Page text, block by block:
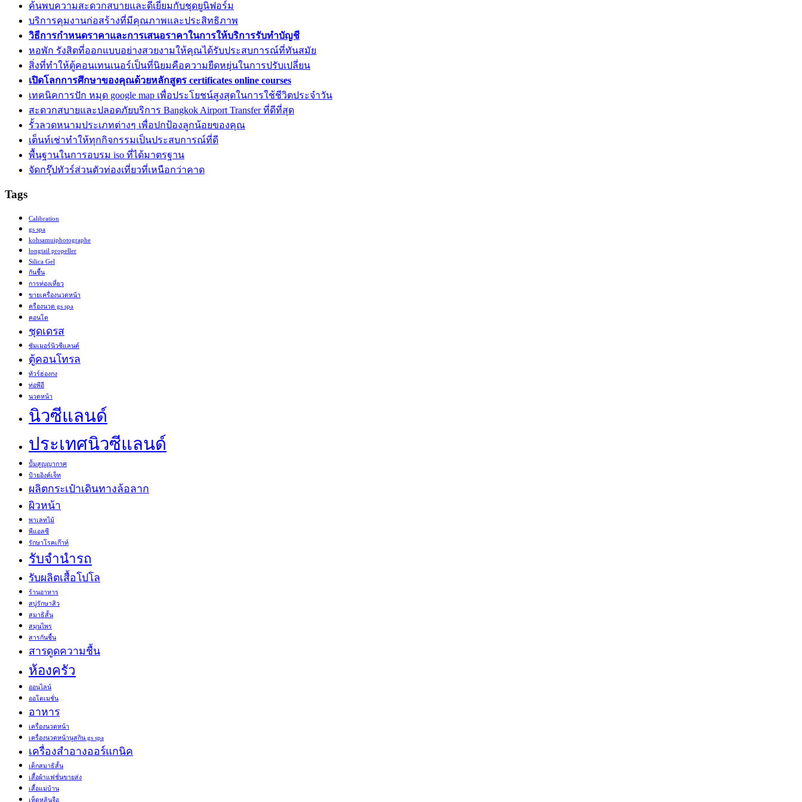
ค้นพบความสะดวกสบายและดีเยี่ยมกับชุดยูนิฟอร์ม
บริการคุมงานก่อสร้างที่มีคุณภาพและประสิทธิภาพ
วิธีการกำหนดราคาและการเสนอราคาในการให้บริการรับทำบัญชี
หอพัก รังสิตที่ออกแบบอย่างสวยงามให้คุณได้รับประสบการณ์ที่ทันสมัย
สิ่งที่ทำให้ตู้คอนเทนเนอร์เป็นที่นิยมคือความยืดหยุ่นในการปรับเปลี่ยน
เปิดโลกการศึกษาของคุณด้วยหลักสูตร certificates online courses
เทคนิคการปัก หมุด google map เพื่อประโยชน์สูงสุดในการใช้ชีวิตประจำวัน
สะดวกสบายและปลอดภัยบริการ Bangkok Airport Transfer ที่ดีที่สุด
รั้วลวดหนามประเภทต่างๆ เพื่อปกป้องลูกน้อยของคุณ
เต็นท์เช่าทำให้ทุกกิจกรรมเป็นประสบการณ์ที่ดี
พื้นฐานในการอบรม iso ที่ได้มาตรฐาน
จัดกรุ๊ปทัวร์ส่วนตัวท่องเที่ยวที่เหนือกว่าคาด
Tags
Calibration
gs spa
kohsamuiphotographe
longtail propeller
Silica Gel
กันชื้น
การท่องเที่ยว
ขายเครื่องนวดหน้า
ครื่องนวด gs spa
คอนโด
ชุดเดรส
ซัมเมอร์นิวซีแลนด์
ตู้คอนโทรล
ทัวร์ฮ่องกง
ท่อพีอี
นวดหน้า
นิวซีแลนด์
ประเทศนิวซีแลนด์
ปั้มสูญญากาศ
ป้ายอิงค์เจ็ท
ผลิตกระเป๋าเดินทางล้อลาก
ผิวหน้า
พาเลทไม้
พีแอลซี
รักษาโรคเก๊าท์
รับจำนำรถ
รับผลิตเสื้อโปโล
ร้านอาหาร
สบู่รักษาสิว
สมาธิสั้น
สมุนไพร
สารกันชื้น
สารดูดความชื้น
ห้องครัว
ออนไลน์
ออโตเมชั่น
อาหาร
เครื่องนวดหน้า
เครื่องนวดหน้านูสกิน gs spa
เครื่องสำอางออร์แกนิค
เด็กสมาธิสั้น
เสื้อผ้าแฟชั่นขายส่ง
เสื้อแม่บ้าน
เห็ดหลินจือ